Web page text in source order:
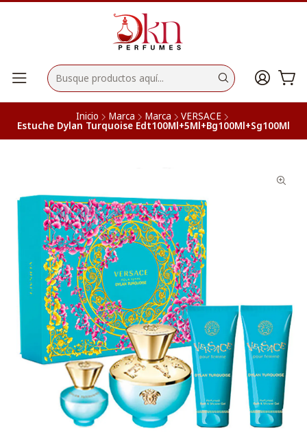
Inicio Marca Marca VERSACE
Estuche Dylan Turquoise Edt100Ml+5Ml+Bg100Ml+Sg100Ml